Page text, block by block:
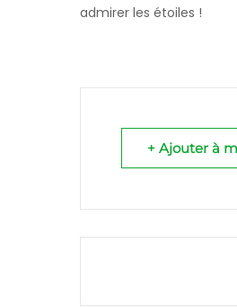
admirer les étoiles !
+ Ajouter à